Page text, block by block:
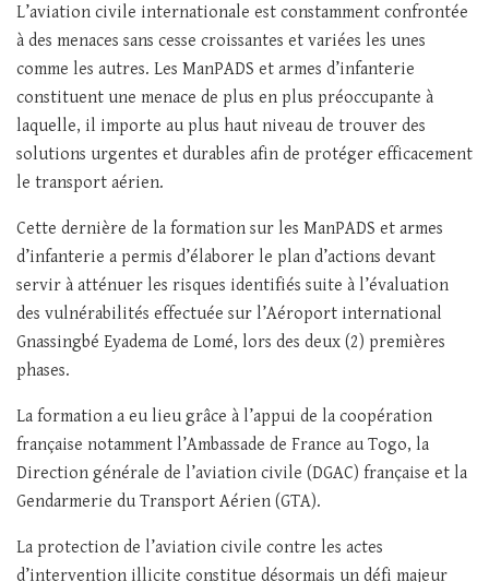
L’aviation civile internationale est constamment confrontée
à des menaces sans cesse croissantes et variées les unes
comme les autres. Les ManPADS et armes d’infanterie
constituent une menace de plus en plus préoccupante à
laquelle, il importe au plus haut niveau de trouver des
solutions urgentes et durables afin de protéger efficacement
le transport aérien.
Cette dernière de la formation sur les ManPADS et armes
d’infanterie a permis d’élaborer le plan d’actions devant
servir à atténuer les risques identifiés suite à l’évaluation
des vulnérabilités effectuée sur l’Aéroport international
Gnassingbé Eyadema de Lomé, lors des deux (2) premières
phases.
La formation a eu lieu grâce à l’appui de la coopération
française notamment l’Ambassade de France au Togo, la
Direction générale de l’aviation civile (DGAC) française et la
Gendarmerie du Transport Aérien (GTA).
La protection de l’aviation civile contre les actes
d’intervention illicite constitue désormais un défi majeur